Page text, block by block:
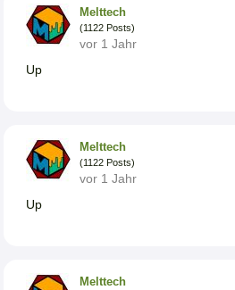
Melttech
(1122 Posts)
vor 1 Jahr
Up
Melttech
(1122 Posts)
vor 1 Jahr
Up
Melttech